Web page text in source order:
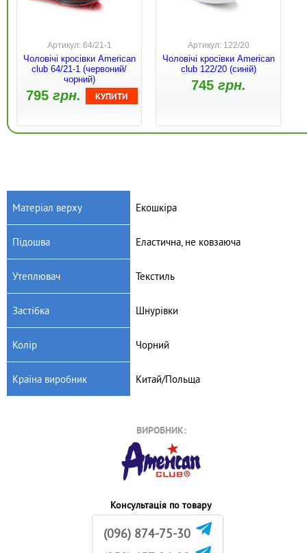
Артикул: 64/21-1
Чоловічі кросівки American
club 64/21-1 (червоний/
чорний)
795грн.
Артикул: 122/20
Чоловічі кросівки American
club 122/20 (синій)
745грн.
club 99/19
895грн.
Матеріал верху Екошкіра
Підошва Еластична, не ковзаюча
Утеплювач Текстиль
Застібка Шнурівки
Колір Чорний
Країна виробник Китай/Польща
ВИРОБНИК:
Консультація по товару
(096) 874-75-30